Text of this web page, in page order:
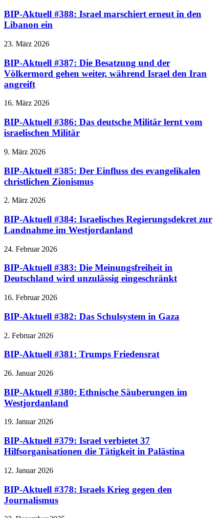
BIP-Aktuell #388: Israel marschiert erneut in den
Libanon ein
23. März 2026
BIP-Aktuell #387: Die Besatzung und der
Völkermord gehen weiter, während Israel den Iran
angreift
16. März 2026
BIP-Aktuell #386: Das deutsche Militär lernt vom
israelischen Militär
9. März 2026
BIP-Aktuell #385: Der Einfluss des evangelikalen
christlichen Zionismus
2. März 2026
BIP-Aktuell #384: Israelisches Regierungsdekret zur
Landnahme im Westjordanland
24. Februar 2026
BIP-Aktuell #383: Die Meinungsfreiheit in
Deutschland wird unzulässig eingeschränkt
16. Februar 2026
BIP-Aktuell #382: Das Schulsystem in Gaza
2. Februar 2026
BIP-Aktuell #381: Trumps Friedensrat
26. Januar 2026
BIP-Aktuell #380: Ethnische Säuberungen im
Westjordanland
19. Januar 2026
BIP-Aktuell #379: Israel verbietet 37
Hilfsorganisationen die Tätigkeit in Palästina
12. Januar 2026
BIP-Aktuell #378: Israels Krieg gegen den
Journalismus